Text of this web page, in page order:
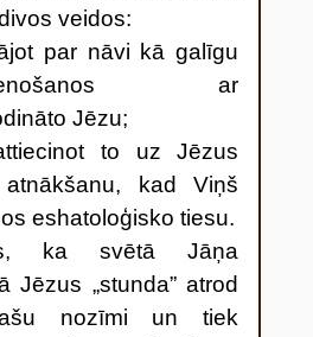
veidos:
par nāvi kā galīgu
ar
Jēzu;
to uz Jēzus
kad Viņš
eshatoloģisko tiesu.
ka svētā Jāņa
Jēzus „stunda” atrod
nozīmi un tiek